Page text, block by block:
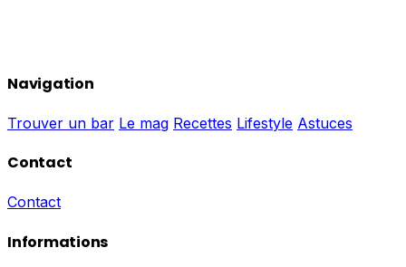
Navigation
Trouver un bar Le mag Recettes Lifestyle Astuces
Contact
Contact
Informations